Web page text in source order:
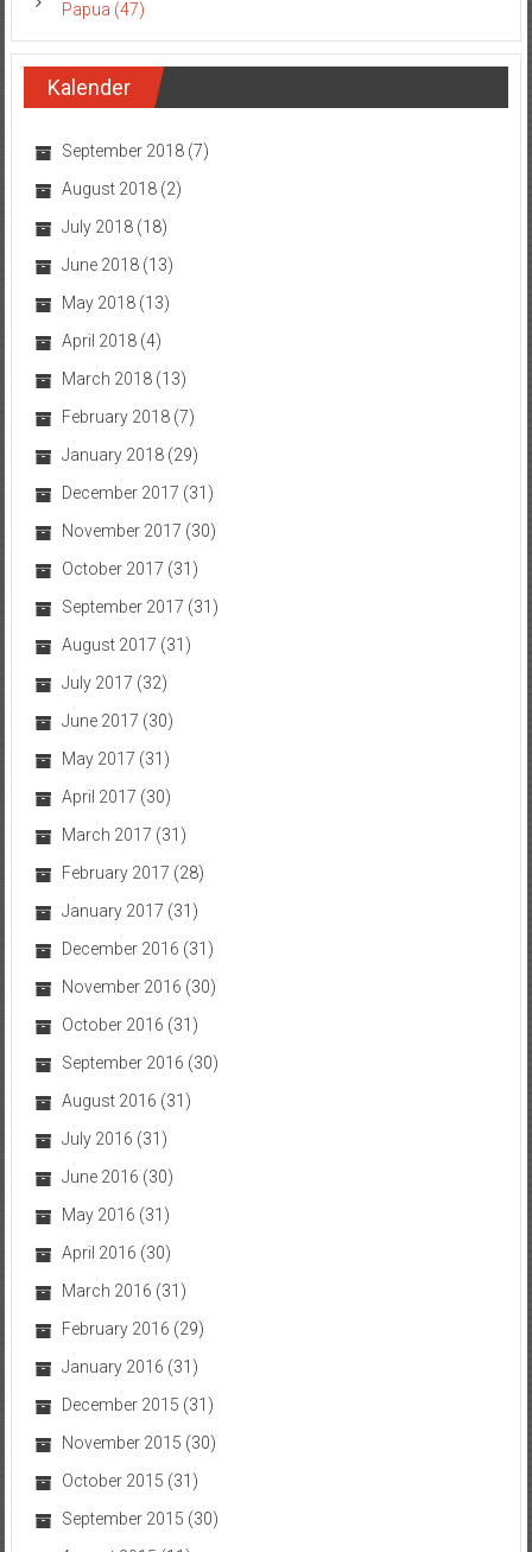
Papua (47)
Kalender
September 2018(7)
August 2018(2)
July 2018(18)
June 2018(13)
May 2018(13)
April 2018(4)
March 2018(13)
February 2018(7)
January 2018(29)
December 2017 (31)
November 2017 (30)
October 2017 (31)
September 2017 (31)
August 2017 (31)
July 2017 (32)
June 2017 (30)
May 2017 (31)
April 2017 (30)
March 2017 (31)
February 2017 (28)
January 2017 (31)
December 2016 (31)
November 2016 (30)
October 2016 (31)
September 2016 (30)
August 2016 (31)
July 2016 (31)
June 2016 (30)
May 2016 (31)
April 2016 (30)
March 2016 (31)
February 2016 (29)
January 2016 (31)
December 2015 (31)
November 2015 (30)
October 2015 (31)
September 2015 (30)